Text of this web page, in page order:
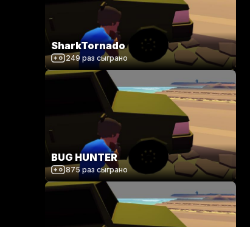
SharkTornado
249 раз сыграно
BUG HUNTER
875 раз сыграно